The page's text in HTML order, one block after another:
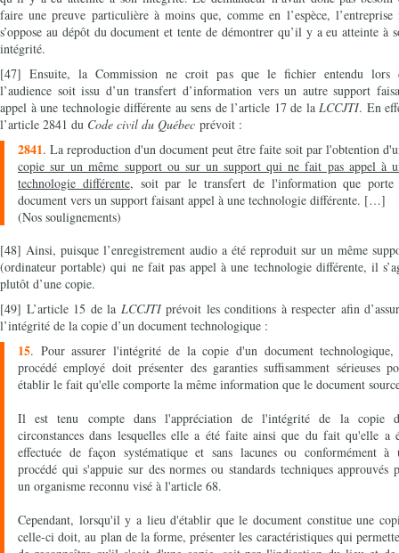
faire une preuve particulière à moins que, comme en l’espèce, l’entreprise
s’oppose au dépôt du document et tente de démontrer qu’il y a eu atteinte à
intégrité.
[47] Ensuite, la Commission ne croit pas que le fichier entendu lors
l’audience soit issu d’un transfert d’information vers un autre support
appel à une technologie différente au sens de l’article 17 de la LCCJTI. En
l’article 2841 du Code civil du Québec prévoit :
2841. La reproduction d'un document peut être faite soit par l'obtention
copie sur un même support ou sur un support qui ne fait pas appel à
technologie différente, soit par le transfert de l'information que porte
document vers un support faisant appel à une technologie différente. […]
(Nos soulignements)
[48] Ainsi, puisque l’enregistrement audio a été reproduit sur un même
(ordinateur portable) qui ne fait pas appel à une technologie différente, il
plutôt d’une copie.
[49] L’article 15 de la LCCJTIprévoit les conditions à respecter afin
l’intégrité de la copie d’un document technologique :
15. Pour assurer l'intégrité de la copie d'un document
procédé employé doit présenter des garanties suffisamment sérieuses
établir le fait qu'elle comporte la même information que le document
Il est tenu compte dans l'appréciation de l'intégrité de la copie
circonstances dans lesquelles elle a été faite ainsi que du fait qu'elle a
effectuée de façon systématique et sans lacunes ou conformément à
procédé qui s'appuie sur des normes ou standards techniques approuvés
un organisme reconnu visé à l'article 68.
Cependant, lorsqu'il y a lieu d'établir que le document constitue une
celle-ci doit, au plan de la forme, présenter les caractéristiques qui